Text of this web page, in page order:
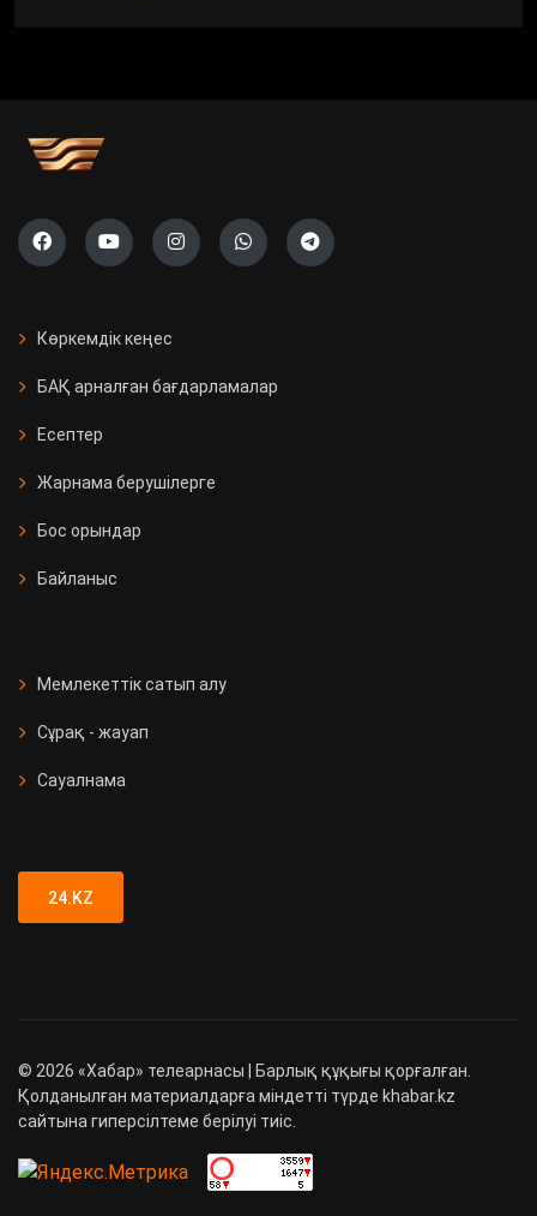
Көркемдік кеңес
БАҚ арналған бағдарламалар
Есептер
Жарнама берушілерге
Бос орындар
Байланыс
Мемлекеттік сатып алу
Сұрақ - жауап
Сауалнама
24.KZ
© 2026 «Хабар» телеарнасы | Барлық құқығы қорғалған.
Қолданылған материалдарға міндетті түрде khabar.kz
сайтына гиперсілтеме берілуі тиіс.